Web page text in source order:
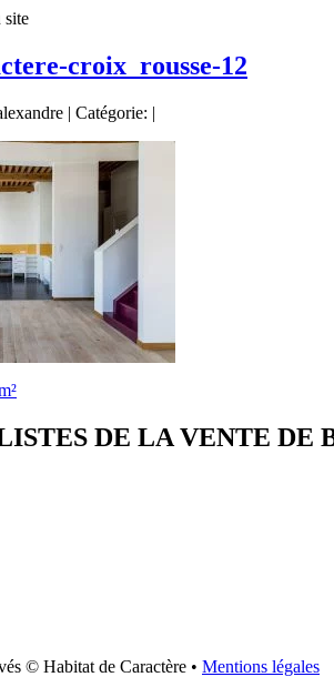
site
croix_rousse-12
| Catégorie: |
DE LA VENTE DE
© Habitat de Caractère • Mentions légales